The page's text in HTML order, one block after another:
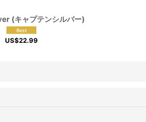
(キャプテンシルバー)
US$22.99